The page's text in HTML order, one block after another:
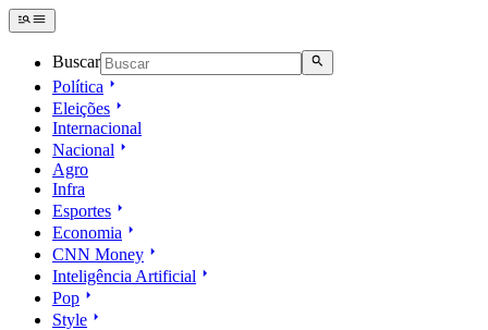
Buscar
Política
Eleições
Internacional
Nacional
Agro
Infra
Esportes
Economia
CNN Money
Inteligência Artificial
Pop
Style